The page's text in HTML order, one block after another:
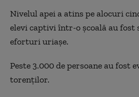
Nivelul apei a atins pe alocuri
elevi captivi într-o școală au fost
eforturi uriașe.
Peste 3.000 de persoane au fost
torenților.